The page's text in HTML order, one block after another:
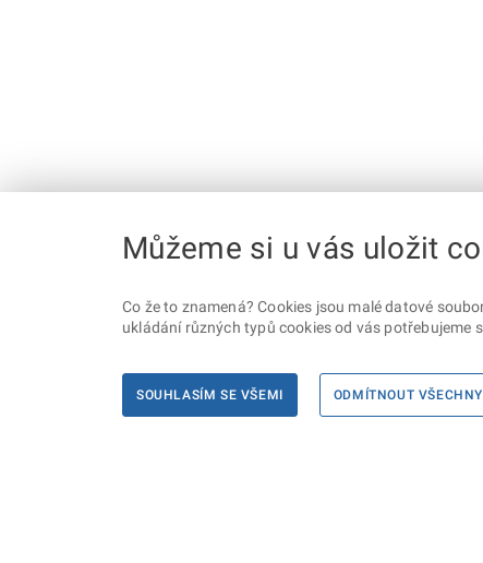
Můžeme si u vás uložit
Co že to znamená? Cookies jsou malé datové
ukládání různých typů cookies od vás potřebujeme
SOUHLASÍM SE VŠEMI ODMÍTNOUT VŠECHNY